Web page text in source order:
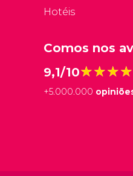
Hotéis
Comos nos
9,1/10
+5.000.000